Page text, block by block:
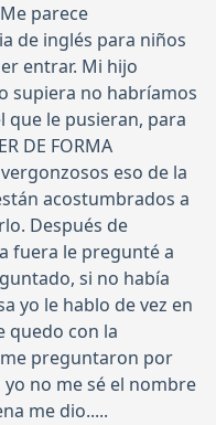
parece
de inglés para niños
entrar. Mi hijo
supiera no habríamos
que le pusieran, para
DE FORMA
vergonzosos eso de la
acostumbrados a
Después de
fuera le pregunté a
si no había
yo le hablo de vez en
quedo con la
preguntaron por
no me sé el nombre
me dio.....